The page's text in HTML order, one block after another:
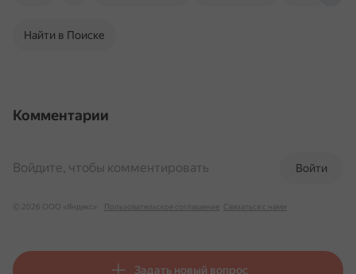
Найти в Поиске
Комментарии
Войти
Войдите, чтобы комментировать
© 2026 ООО «Яндекс» Пользовательское соглашение Связаться с нами
Задать новый вопрос